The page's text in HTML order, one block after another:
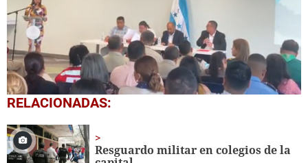
0
seconds
3
minutes,
29
RELACIONADAS:
Resguardo militar en colegios de la